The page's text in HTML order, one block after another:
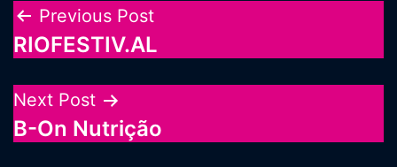
Navegação
de
Post
Previous Post
RIOFESTIV.AL
Next Post
B-On Nutrição